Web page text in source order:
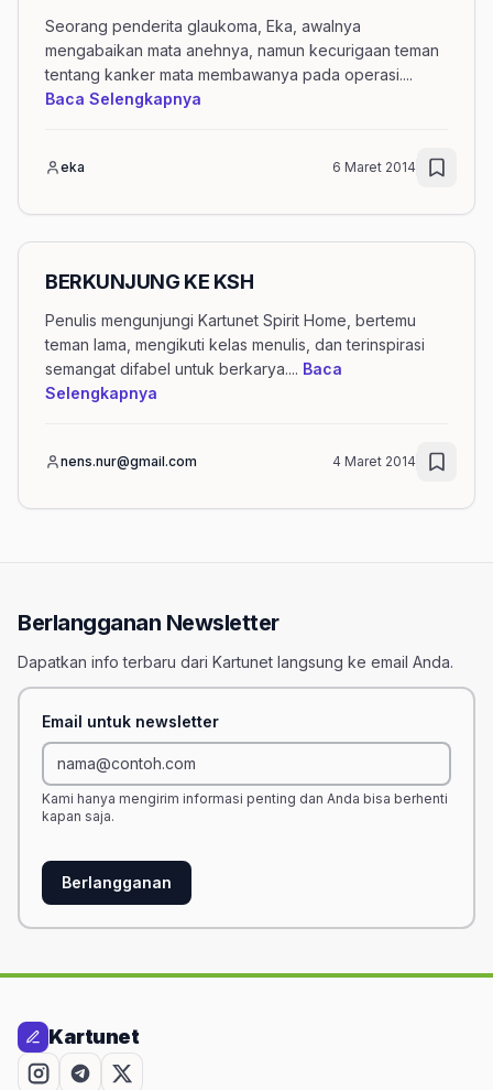
Seorang penderita glaukoma, Eka, awalnya
mengabaikan mata anehnya, namun kecurigaan teman
tentang kanker mata membawanya pada operasi....
Baca Selengkapnya
eka 6 Maret 2014
BERKUNJUNG KE KSH
Penulis mengunjungi Kartunet Spirit Home, bertemu
teman lama, mengikuti kelas menulis, dan terinspirasi
semangat difabel untuk berkarya.... Baca
Selengkapnya
nens.nur@gmail.com 4 Maret 2014
Berlangganan Newsletter
Dapatkan info terbaru dari Kartunet langsung ke email Anda.
Email untuk newsletter
Kami hanya mengirim informasi penting dan Anda bisa berhenti
kapan saja.
Berlangganan
Kartunet